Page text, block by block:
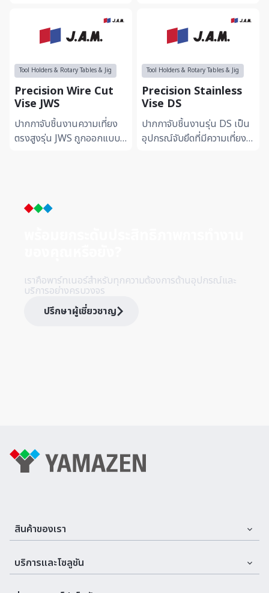
และน้ำหนักเบาเป็นพิเศษ เพื่อ
ให้เหมาะสมกับการติ...
ตัวเครื่องต่ำที่สุด (Lowest
Profile) เพื่อเพิ...
Tool Holders & Rotary Tables & Jig
Precision Wire Cut
Vise JWS
ปากกาจับชิ้นงานความเที่ยง
ตรงสูงรุ่น JWS ถูกออกแบบ
Tool Holders & Rotary Tables & Jig
Precision Stainless
Vise DS
ปากกาจับชิ้นงานรุ่น DS เป็น
อุปกรณ์จับยึดที่มีความเที่ยง
เราคือพาร์ทเนอร์สำหรับทุกความต้องการด้านอุปกรณ์และ
บริการอย่างครบวงจร
ปรึกษาผู้เชี่ยวชาญ
สินค้าของเรา
Assemble Machines & Tools
บริการและโซลูชัน